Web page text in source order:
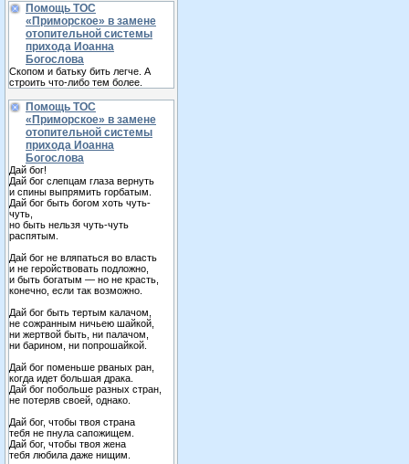
Помощь ТОС
«Приморское» в замене
отопительной системы
прихода Иоанна
Богослова
Скопом и батьку бить легче. А
строить что-либо тем более.
Помощь ТОС
«Приморское» в замене
отопительной системы
прихода Иоанна
Богослова
Дай бог!
Дай бог слепцам глаза вернуть
и спины выпрямить горбатым.
Дай бог быть богом хоть чуть-
чуть,
но быть нельзя чуть-чуть
распятым.
Дай бог не вляпаться во власть
и не геройствовать подложно,
и быть богатым — но не красть,
конечно, если так возможно.
Дай бог быть тертым калачом,
не сожранным ничьею шайкой,
ни жертвой быть, ни палачом,
ни барином, ни попрошайкой.
Дай бог поменьше рваных ран,
когда идет большая драка.
Дай бог побольше разных стран,
не потеряв своей, однако.
Дай бог, чтобы твоя страна
тебя не пнула сапожищем.
Дай бог, чтобы твоя жена
тебя любила даже нищим.